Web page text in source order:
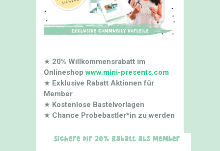
★ 20% Willkommensrabatt im
Onlineshopwww.mini-presents.com
★ Exklusive Rabatt Aktionen für
Member
★ Kostenlose Bastelvorlagen
★ Chance Probebastler*in zu werden
Sichere dir 20% Rabatt als Member